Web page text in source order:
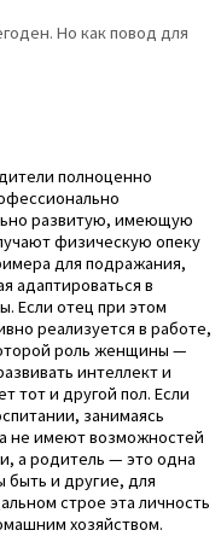
Но как повод для
полноценно
развитую, имеющую
физическую опеку
для подражания,
адаптироваться в
Если отец при этом
реализуется в работе,
роль женщины —
интеллект и
тот и другой пол. Если
занимаясь
не имеют возможностей
а родитель — это одна
быть и другие, для
строе эта личность
хозяйством.